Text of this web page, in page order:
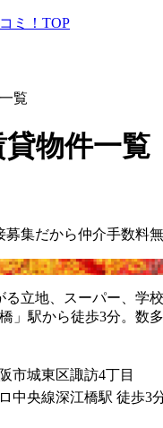
ミ！TOP
覧
貸物件一覧
募集だから仲介手数料
立地、スーパー、学
」駅から徒歩3分。数
市城東区諏訪4丁目
中央線深江橋駅 徒歩3